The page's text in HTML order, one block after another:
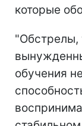
которые
"Обстрелы,
обучения